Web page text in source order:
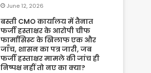
June 12, 2026
बस्ती CMO कार्यालय में तैनात
फर्जी हस्ताक्षर के आरोपी चीफ
फार्मासिस्ट के खिलाफ एक और
जाँच, शासन का पत्र जारी, जब
फर्जी हस्ताक्षर मामले की जांच ही
निष्पक्ष नहीं तो नए का क्या?